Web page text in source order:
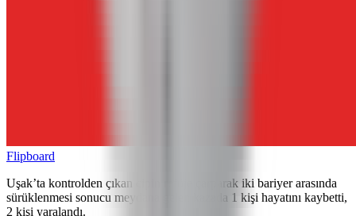
Flipboard
Uşak’ta kontrolden çıkan cipin refüje çarparak iki bariyer arasında
sürüklenmesi sonucu meydana gelen kazada 1 kişi hayatını kaybetti,
2 kişi yaralandı.